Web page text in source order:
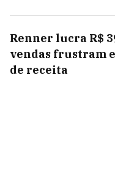
Renner lucra R$
vendas frustram
de receita